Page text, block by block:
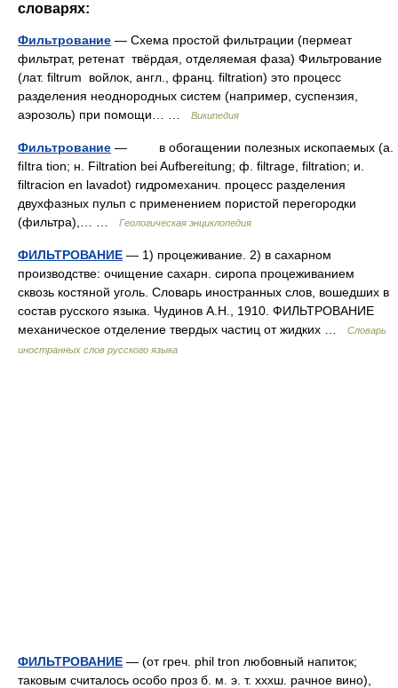
словарях:
Фильтрование — Схема простой фильтрации (пермеат
фильтрат, ретенат твёрдая, отделяемая фаза) Фильтрование
(лат. filtrum войлок, англ., франц. filtration) это процесс
разделения неоднородных систем (например, суспензия,
аэрозоль) при помощи… …
Википедия
Фильтрование — в обогащении полезных ископаемыx (a.
fiItra tion; н. Filtration bei Aufbereitung; ф. filtrage, filtration; и.
filtracion en lavadot) гидромеханич. процесс разделения
двухфазных пульп c применением пористой перегородки
(фильтра),… …
Геологическая энциклопедия
ФИЛЬТРОВАНИЕ — 1) процеживание. 2) в сахарном
производстве: очищение сахарн. сиропа процеживанием
сквозь костяной уголь. Словарь иностранных слов, вошедших в
состав русского языка. Чудинов А.Н., 1910. ФИЛЬТРОВАНИЕ
механическое отделение твердых частиц от жидких …
Словарь
иностранных слов русского языка
ФИЛЬТРОВАНИЕ — (от греч. phil tron любовный напиток;
таковым считалось особо проз б. м. э. т. хххш. рачное вино),